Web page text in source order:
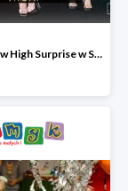
Lalki Rainbow High Surprise w Smyku do -35%